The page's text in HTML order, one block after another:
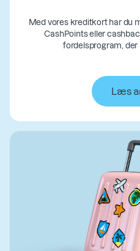
Med vores kreditkort har du
CashPoints eller
fordelsprogram, der
Læs